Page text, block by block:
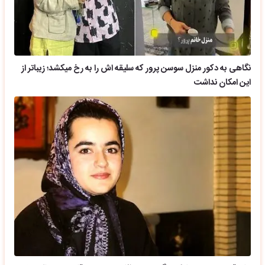
نگاهی به دکور منزل سوسن پرور که سلیقه اش را به رخ میکشد؛ زیباتر از
این امکان نداشت